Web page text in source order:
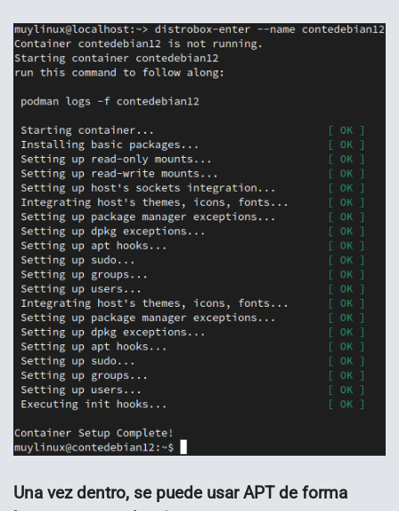
Una vez dentro, se puede usar APT de forma